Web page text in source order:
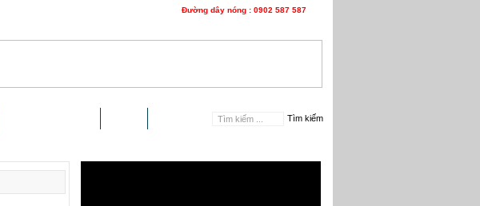
Đường dây nóng : 0902 587 587